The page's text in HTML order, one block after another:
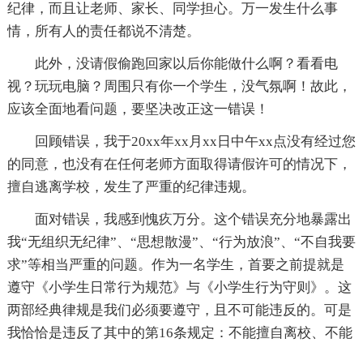
纪律，而且让老师、家长、同学担心。万一发生什么事
情，所有人的责任都说不清楚。
此外，没请假偷跑回家以后你能做什么啊？看看电
视？玩玩电脑？周围只有你一个学生，没气氛啊！故此，
应该全面地看问题，要坚决改正这一错误！
回顾错误，我于20xx年xx月xx日中午xx点没有经过您
的同意，也没有在任何老师方面取得请假许可的情况下，
擅自逃离学校，发生了严重的纪律违规。
面对错误，我感到愧疚万分。这个错误充分地暴露出
我“无组织无纪律”、“思想散漫”、“行为放浪”、“不自我要
求”等相当严重的问题。作为一名学生，首要之前提就是
遵守《小学生日常行为规范》与《小学生行为守则》。这
两部经典律规是我们必须要遵守，且不可能违反的。可是
我恰恰是违反了其中的第16条规定：不能擅自离校、不能